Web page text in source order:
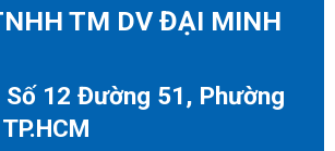
TM DV ĐẠI MINH
Số 12 Đường 51, Phường